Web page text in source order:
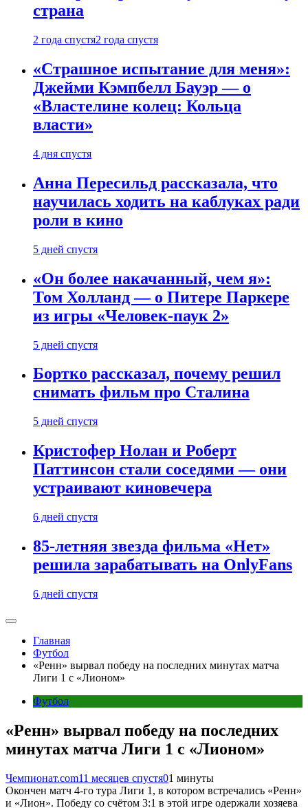
страна
2 года спустя2 года спустя
«Страшное испытание для меня»:
Джейми Кэмпбелл Бауэр — о
«Властелине колец: Кольца
власти»
4 дня спустя
Анна Пересильд рассказала, что
научилась ходить на каблуках ради
роли в кино
5 дней спустя
«Он более накачанный, чем я»:
Том Холланд — о Питере Паркере
из игры «Человек-паук 2»
5 дней спустя
Бортко рассказал, почему решил
снимать фильм про Сталина
5 дней спустя
Кристофер Нолан и Роберт
Паттинсон стали соседями — они
устраивают киновечера
6 дней спустя
85-летняя звезда фильма «Нет»
решила зарабатывать на OnlyFans
6 дней спустя
Главная
Футбол
«Ренн» вырвал победу на последних минутах матча
Лиги 1 с «Лионом»
Футбол
«Ренн» вырвал победу на последних
минутах матча Лиги 1 с «Лионом»
Чемпионат.com11 месяцев спустя01 минуты
Окончен матч 4-го тура Лиги 1, в котором встречались «Ренн»
и «Лион». Победу со счётом 3:1 в этой игре одержали хозяева